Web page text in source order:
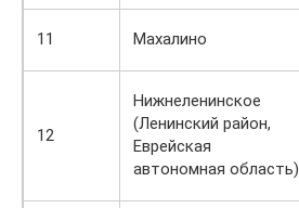
11 Махалино
12
Нижнеленинское
(Ленинский район,
Еврейская
автономная область)